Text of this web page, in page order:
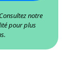
notre
pour plus